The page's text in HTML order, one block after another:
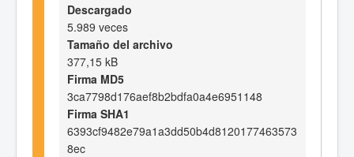
Descargado
5.989 veces
Tamaño del archivo
377,15 kB
Firma MD5
3ca7798d176aef8b2bdfa0a4e6951148
Firma SHA1
6393cf9482e79a1a3dd50b4d8120177463573
8ec